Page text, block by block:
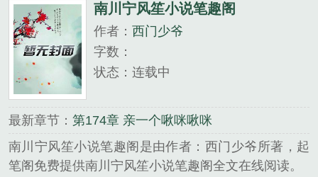
南川宁风笙小说笔趣阁
作者： 西门少爷
字数：
状态：连载中
最新章节： 第174章 亲一个啾咪啾咪
南川宁风笙小说笔趣阁是由作者：西门少爷所著，起
笔阁免费提供南川宁风笙小说笔趣阁全文在线阅读。